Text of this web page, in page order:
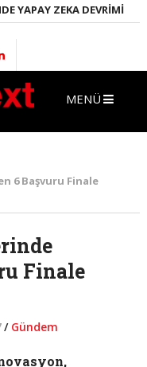
ZEKA DEVRIMI
MENÜ
6 Başvuru Finale
Finale
/ Gündem